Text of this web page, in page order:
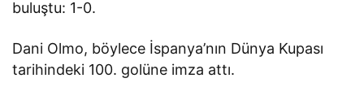
buluştu: 1-0.
Dani Olmo, böylece İspanya’nın Dünya Kupası
tarihindeki 100. golüne imza attı.